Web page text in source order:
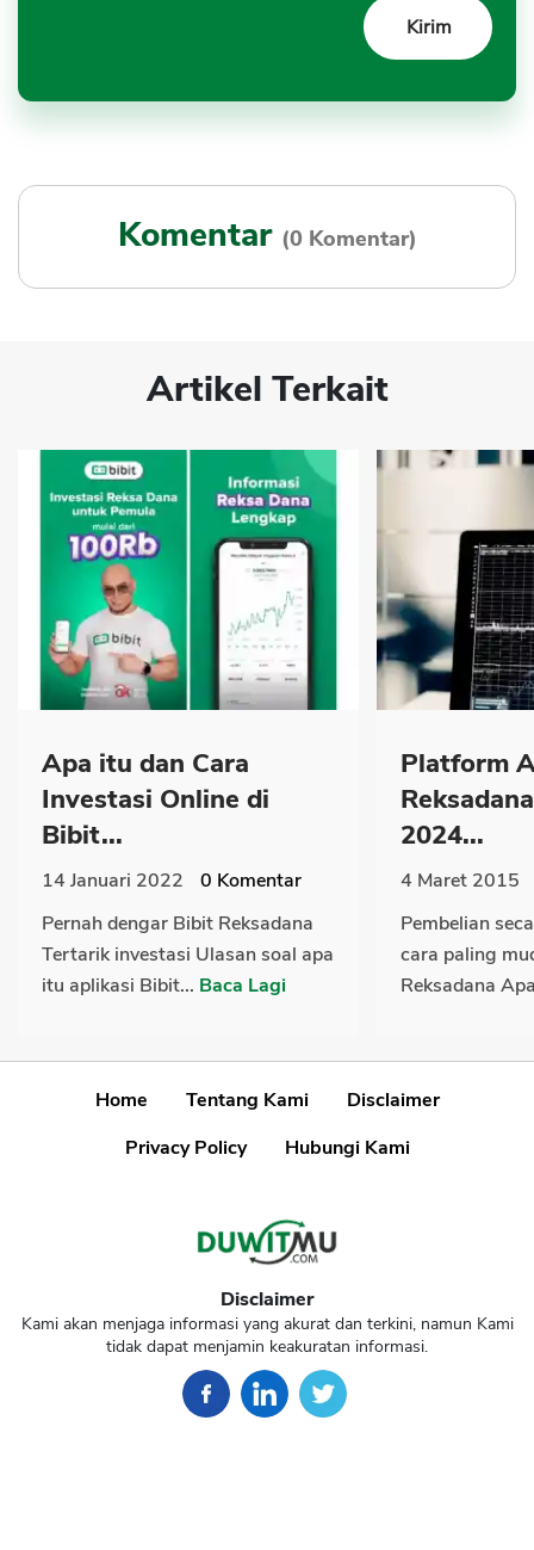
Komentar (0 Komentar)
Artikel Terkait
Apa itu dan Cara
Investasi Online di
Bibit...
14 Januari 2022 0 Komentar
Pernah dengar Bibit Reksadana
Tertarik investasi Ulasan soal apa
itu aplikasi Bibit... Baca Lagi
Platform
2024...
4 Maret 2015
Pembelian
cara paling
Reksadana
Home Tentang Kami
Disclaimer
Privacy Policy
Hubungi Kami
Disclaimer
Kami akan menjaga informasi yang akurat dan terkini, namun Kami
tidak dapat menjamin keakuratan informasi.